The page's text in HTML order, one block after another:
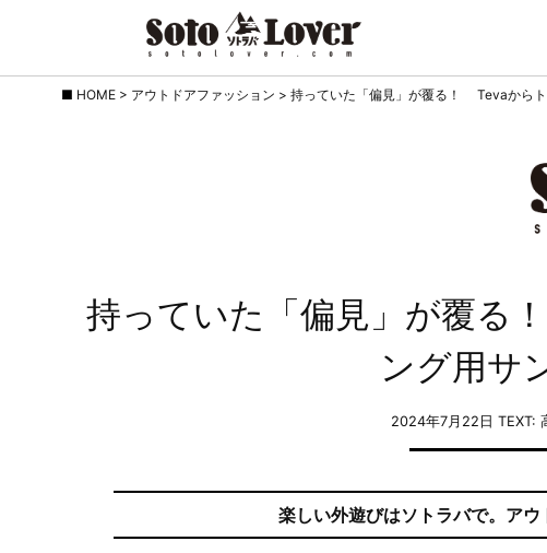
HOME > アウトドアファッション > 持っていた「偏見」が覆る！ Tevaから
持っていた「偏見」が覆る
ング用サ
2024年7月22日 TEXT:
楽しい外遊びはソトラバで。ア